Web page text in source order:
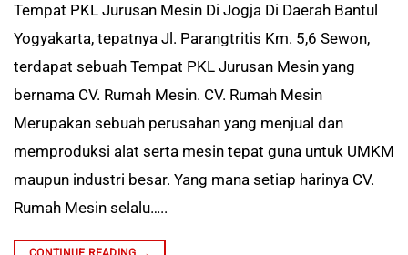
Tempat PKL Jurusan Mesin Di Jogja Di Daerah Bantul
Yogyakarta, tepatnya Jl. Parangtritis Km. 5,6 Sewon,
terdapat sebuah Tempat PKL Jurusan Mesin yang
bernama CV. Rumah Mesin. CV. Rumah Mesin
Merupakan sebuah perusahan yang menjual dan
memproduksi alat serta mesin tepat guna untuk UMKM
maupun industri besar. Yang mana setiap harinya CV.
Rumah Mesin selalu…..